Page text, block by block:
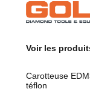
Voir les
Carotteuse
téflon